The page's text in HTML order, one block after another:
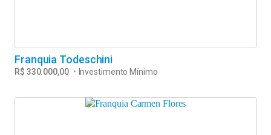
R$ 330.000,00 • Investimento Mínimo
Franquia Todeschini